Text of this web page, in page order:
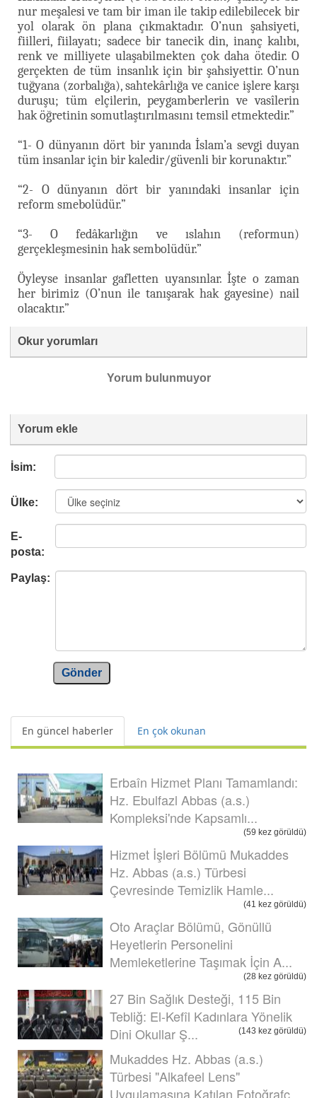
nur meşalesi ve tam bir iman ile takip edilebilecek bir
yol olarak ön plana çıkmaktadır. O’nun şahsiyeti,
fiilleri, fiilayatı; sadece bir tanecik din, inanç kalıbı,
renk ve milliyete ulaşabilmekten çok daha ötedir. O
gerçekten de tüm insanlık için bir şahsiyettir. O’nun
tuğyana (zorbalığa), sahtekârlığa ve canice işlere karşı
duruşu; tüm elçilerin, peygamberlerin ve vasîlerin
hak öğretinin somutlaştırılmasını temsil etmektedir.”
“1- O dünyanın dört bir yanında İslam’a sevgi duyan
tüm insanlar için bir kaledir/güvenli bir korunaktır.”
“2- O dünyanın dört bir yanındaki insanlar için
reform smebolüdür.”
“3- O fedâkarlığın ve ıslahın (reformun)
gerçekleşmesinin hak sembolüdür.”
Öyleyse insanlar gafletten uyansınlar. İşte o zaman
her birimiz (O’nun ile tanışarak hak gayesine) nail
olacaktır.”
Okur yorumları
Yorum bulunmuyor
Yorum ekle
İsim:
Ülke:
E-
posta:
Paylaş:
Gönder
En güncel haberler En çok okunan
Erbaîn Hizmet Planı Tamamlandı:
Hz. Ebulfazl Abbas (a.s.)
Kompleksi'nde Kapsamlı...
(59 kez görüldü)
Hizmet İşleri Bölümü Mukaddes
Hz. Abbas (a.s.) Türbesi
Çevresinde Temizlik Hamle...
(41 kez görüldü)
Oto Araçlar Bölümü, Gönüllü
Heyetlerin Personelini
Memleketlerine Taşımak İçin A...
(28 kez görüldü)
27 Bin Sağlık Desteği, 115 Bin
Tebliğ: El-Kefîl Kadınlara Yönelik
Dini Okullar Ş...
(143 kez görüldü)
Mukaddes Hz. Abbas (a.s.)
Türbesi "Alkafeel Lens"
Uygulamasına Katılan Fotoğrafç...